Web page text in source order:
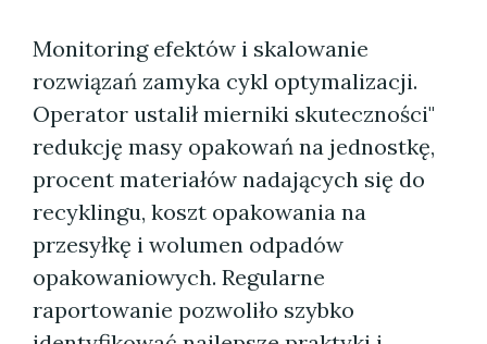
Monitoring efektów i skalowanie
rozwiązań zamyka cykl optymalizacji.
Operator ustalił mierniki skuteczności"
redukcję masy opakowań na jednostkę,
procent materiałów nadających się do
recyklingu, koszt opakowania na
przesyłkę i wolumen odpadów
opakowaniowych. Regularne
raportowanie pozwoliło szybko